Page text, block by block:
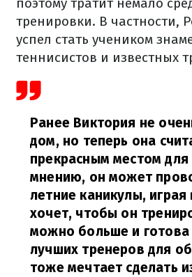
тренировки. В частности,
успел стать учеником
теннисистов и известных
Ранее Виктория не
дом, но теперь она
прекрасным местом
мнению, он может
летние каникулы, играя
хочет, чтобы он
можно больше и готова
лучших тренеров для
тоже мечтает сделать